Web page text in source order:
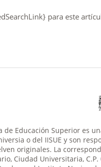
para este
de Educación Superior es
o del IISUE y son
originales. La
Ciudad Universitaria,